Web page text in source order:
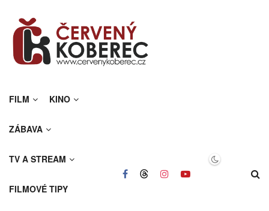
FILM KINO
ZÁBAVA
TV A STREAM
FILMOVÉ TIPY